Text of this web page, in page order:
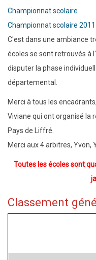
Championnat scolaire
Championnat scolaire 2011
C'est dans une ambiance
écoles se sont retrouvés à
disputer la phase
départemental.
Merci à tous les
Viviane qui ont organisé la
Pays de Liffré.
Merci aux 4 arbitres, Yvon,
Toutes les écoles sont
Classement